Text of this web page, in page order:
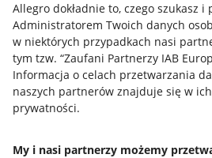
Allegro dokładnie to, czego szukasz i
Administratorem Twoich danych
w niektórych przypadkach nasi
tym tzw. “Zaufani Partnerzy IAB
Informacja o celach przetwarzania
naszych partnerów znajduje się w
prywatności.
My i nasi partnerzy możemy
Przydatne informacje
Jak to działa